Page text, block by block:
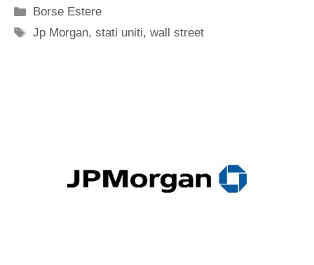
Categorie
Borse Estere
Tag
Jp Morgan,stati uniti,wall street